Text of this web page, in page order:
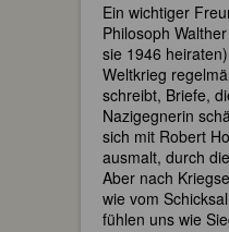
Ein wichtiger
Philosoph
sie 1946
Weltkrieg
schreibt, Briefe,
Nazigegnerin
sich mit Robert
ausmalt, durch
Aber nach
wie vom
fühlen uns wie